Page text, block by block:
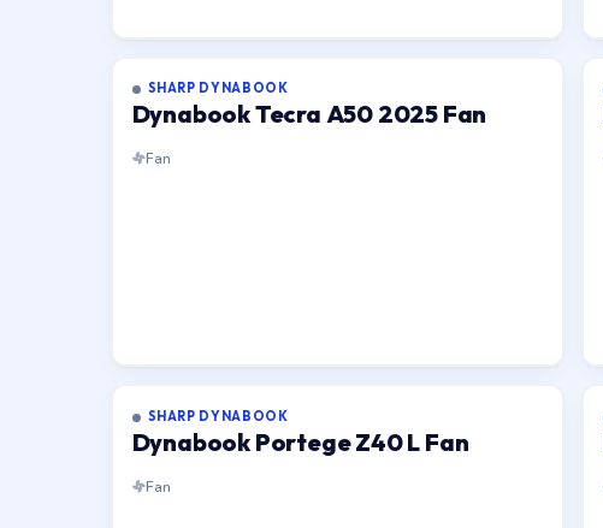
SHARP DYNABOOK
Dynabook Tecra A50 2025 Fan
Fan
SHARP DYNABOOK
Dynabook Portege Z40 L Fan
Fan